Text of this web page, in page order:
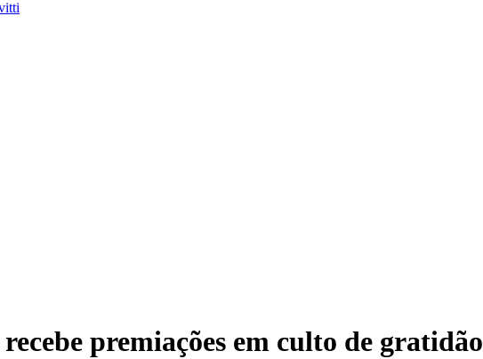
premiações em culto de gratidão